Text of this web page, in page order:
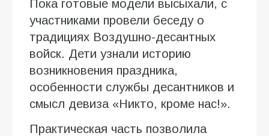
Пока готовые модели высыхали, с
участниками провели беседу о
традициях Воздушно-десантных
войск. Дети узнали историю
возникновения праздника,
особенности службы десантников и
смысл девиза «Никто, кроме нас!».
Практическая часть позволила